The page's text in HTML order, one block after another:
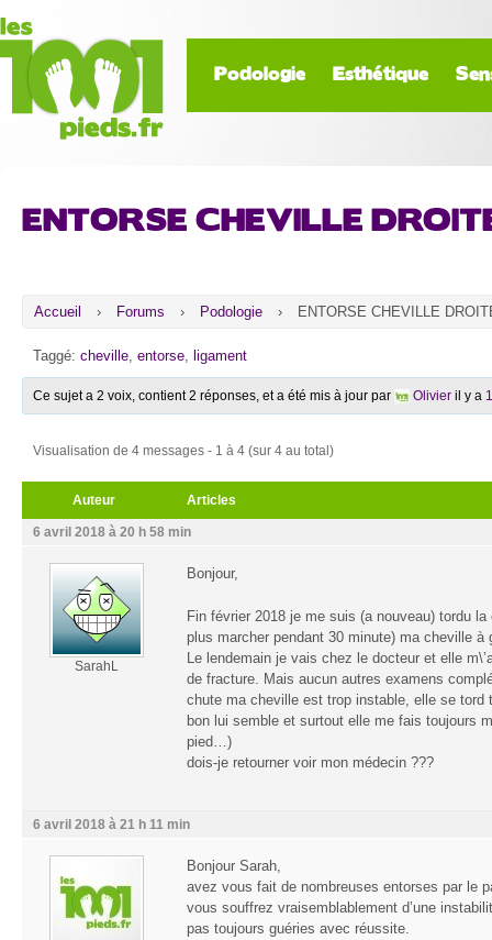
Podologie Esthétique
ENTORSE CHEVILLE
Accueil › Forums › Podologie › ENTORSE CHEVILLE
Taggé: cheville, entorse, ligament
Ce sujet a 2 voix, contient 2 réponses, et a été mis à jour par Olivier il y a
Visualisation de 4 messages - 1 à 4 (sur 4 au total)
Auteur Articles
6 avril 2018 à 20 h 58 min
SarahL
Bonjour,
Fin février 2018 je me suis (a nouveau) tordu
plus marcher pendant 30 minute) ma cheville à
Le lendemain je vais chez le docteur et elle
de fracture. Mais aucun autres examens
chute ma cheville est trop instable, elle se tord
bon lui semble et surtout elle me fais toujours
pied…)
dois-je retourner voir mon médecin ???
6 avril 2018 à 21 h 11 min
Bonjour Sarah,
avez vous fait de nombreuses entorses par le
vous souffrez vraisemblablement d’une
pas toujours guéries avec réussite.